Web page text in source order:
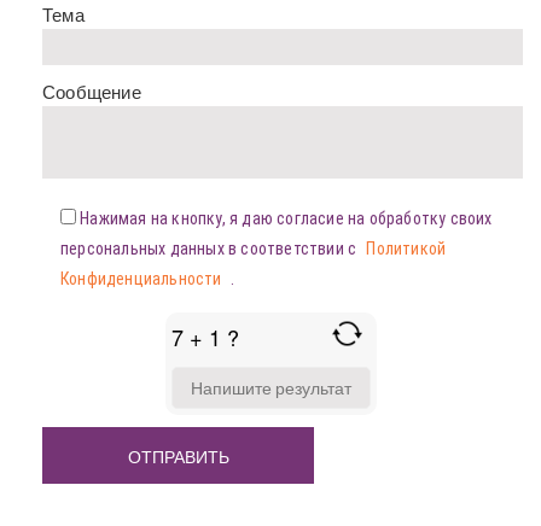
Тема
Сообщение
Нажимая на кнопку, я даю согласие на обработку своих
персональных данных в соответствии с
Политикой
Конфиденциальности
7 + 1 ?
FOR
+